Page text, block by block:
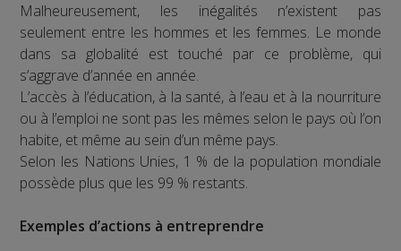
Malheureusement, les inégalités n’existent pas
seulement entre les hommes et les femmes. Le monde
dans sa globalité est touché par ce problème, qui
s’aggrave d’année en année.
L’accès à l’éducation, à la santé, à l’eau et à la nourriture
ou à l’emploi ne sont pas les mêmes selon le pays où l’on
habite, et même au sein d’un même pays.
Selon les Nations Unies, 1 % de la population mondiale
possède plus que les 99 % restants.
Exemples d’actions à entreprendre